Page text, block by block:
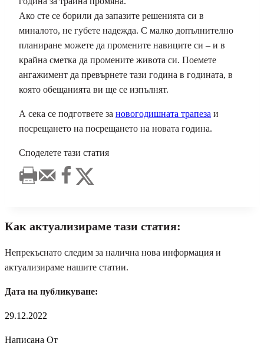
Ако сте се борили да запазите решенията си в
миналото, не губете надежда. С малко допълнително
планиране можете да промените навиците си – и в
крайна сметка да промените живота си. Поемете
ангажимент да превърнете тази година в годината, в
която обещанията ви ще се изпълнят.
А сека се подгответе за новогодишната трапеза и
посрещането на посрещането на новата година.
Споделете тази статия
Как актуализираме тази статия:
Непрекъснато следим за налична нова информация и
актуализираме нашите статии.
Дата на публикуване:
29.12.2022
Написана От